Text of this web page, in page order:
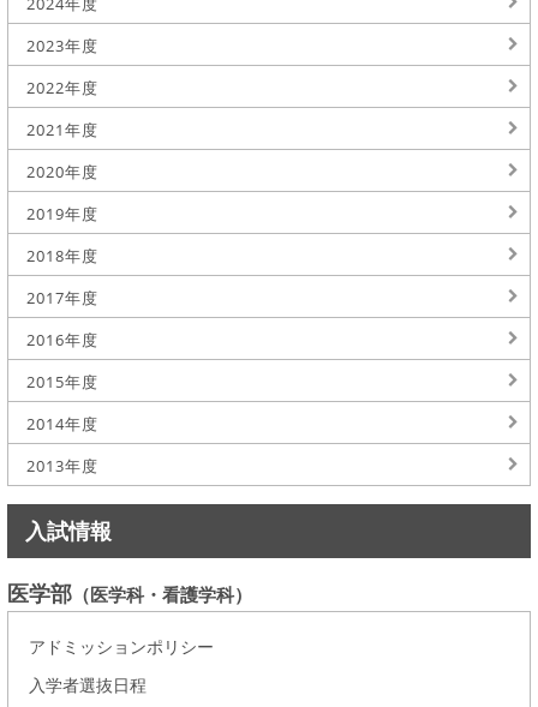
2023年度
2022年度
2021年度
2020年度
2019年度
2018年度
2017年度
2016年度
2015年度
2014年度
2013年度
入試情報
医学部 （医学科・看護学科）
アドミッションポリシー
入学者選抜日程